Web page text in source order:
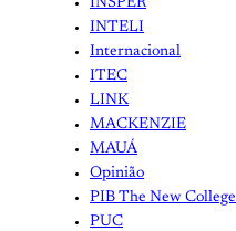
INTELI
Internacional
ITEC
LINK
MACKENZIE
MAUÁ
Opinião
PIB The New College
PUC